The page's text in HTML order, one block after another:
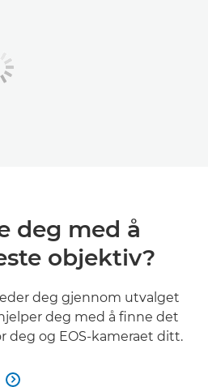
deg med å
objektiv?
deg gjennom utvalget
deg med å finne det
deg og EOS-kameraet ditt.
